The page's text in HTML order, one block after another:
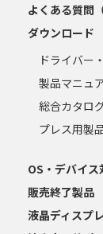
よくある質問（
ダウンロード
ドライバー
製品マニュ
総合カタロ
プレス用製
OS・デバイス
販売終了製品
液晶ディスプ